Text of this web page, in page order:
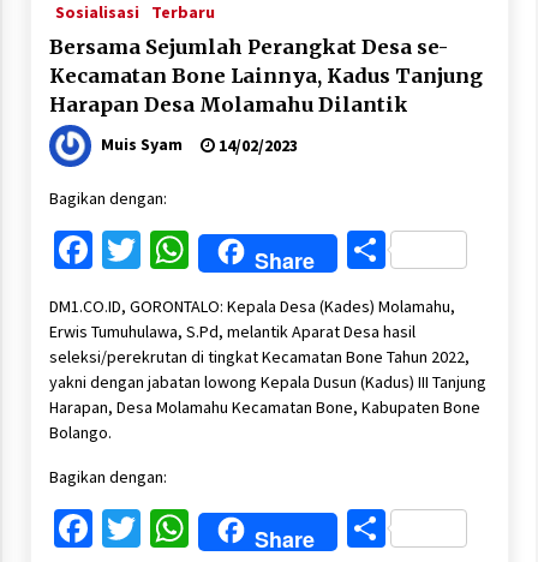
Sosialisasi
Terbaru
Bersama Sejumlah Perangkat Desa se-
Kecamatan Bone Lainnya, Kadus Tanjung
Harapan Desa Molamahu Dilantik
Muis Syam 14/02/2023
Bagikan dengan:
Facebook
Twitter
WhatsApp
Share Share
DM1.CO.ID, GORONTALO: Kepala Desa (Kades) Molamahu,
Erwis Tumuhulawa, S.Pd, melantik Aparat Desa hasil
seleksi/perekrutan di tingkat Kecamatan Bone Tahun 2022,
yakni dengan jabatan lowong Kepala Dusun (Kadus) III Tanjung
Harapan, Desa Molamahu Kecamatan Bone, Kabupaten Bone
Bolango.
Bagikan dengan:
Facebook
Twitter
WhatsApp
Share Share